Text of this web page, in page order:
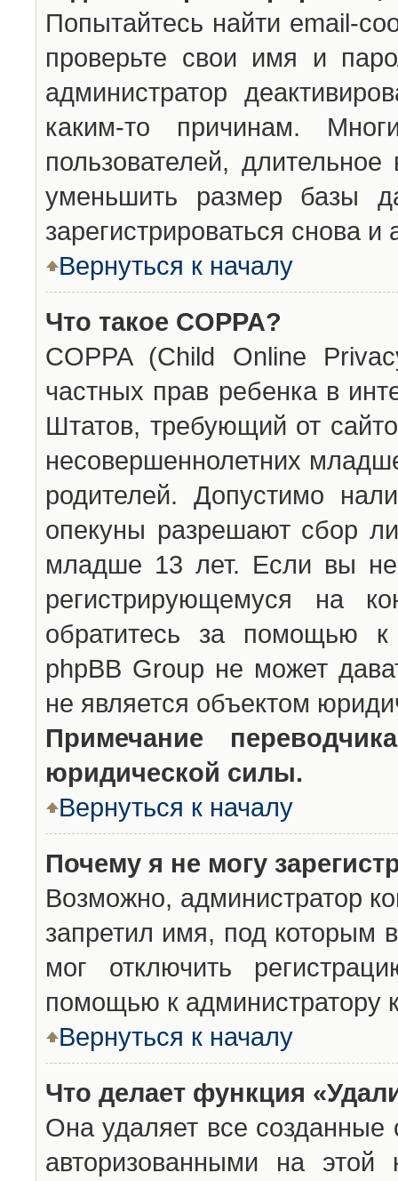
Попытайтесь найти email-
проверьте свои имя и
администратор
каким-то причинам.
пользователей,
уменьшить размер базы
зарегистрироваться снова и
Вернуться к началу
Что такое COPPA?
COPPA (Child Online
частных прав ребенка в
Штатов, требующий от
несовершеннолетних
родителей. Допустимо
опекуны разрешают сбор
младше 13 лет. Если вы
регистрирующемуся на
обратитесь за помощью к
phpBB Group не может
не является объектом
Примечание
юридической силы.
Вернуться к началу
Почему я не могу
Возможно, администратор
запретил имя, под которым
мог отключить
помощью к администратору
Вернуться к началу
Что делает функция
Она удаляет все созданные
авторизованными на